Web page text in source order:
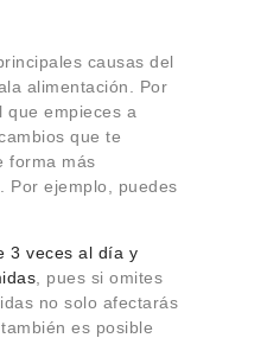
causas del
alimentación. Por
que empieces a
que te
forma más
Por ejemplo, puedes
3 veces al día y
, pues si omites
no solo afectarás
es posible